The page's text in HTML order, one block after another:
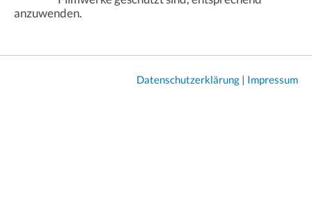
anzuwenden.
Datenschutzerklärung | Impressum